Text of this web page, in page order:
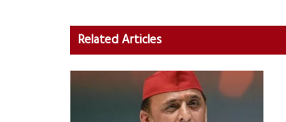
Related Articles